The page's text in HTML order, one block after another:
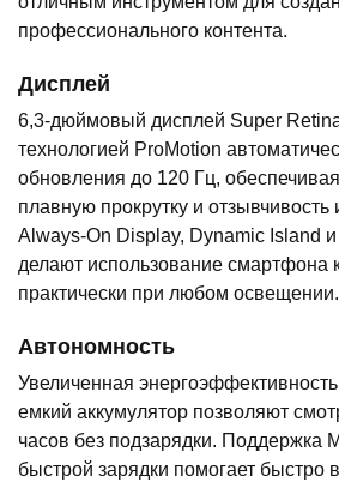
профессионального контента.
Дисплей
6,3-дюймовый дисплей Super
технологией ProMotion
обновления до 120 Гц,
плавную прокрутку и
Always-On Display, Dynamic Island и
делают использование
практически при любом освещении.
Автономность
Увеличенная
емкий аккумулятор позволяют
часов без подзарядки. Поддержка
быстрой зарядки помогает быстро